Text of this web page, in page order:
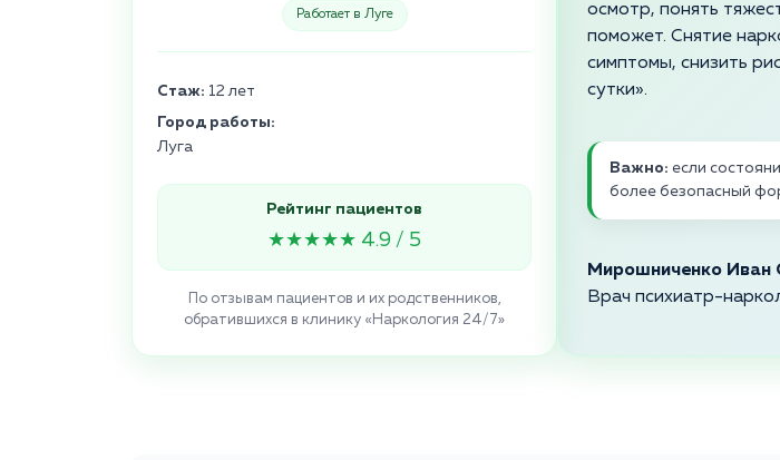
Работает в Луге
Стаж: 12 лет
Город работы:
Луга
Рейтинг пациентов
★★★★★ 4.9 / 5
По отзывам пациентов и их родственников,
обратившихся в клинику «Наркология 24/7»
осмотр, понять
поможет. Снятие
симптомы, снизить
сутки».
Важно: если
более безопасный
Мирошниченко Иван
Врач психиатр-